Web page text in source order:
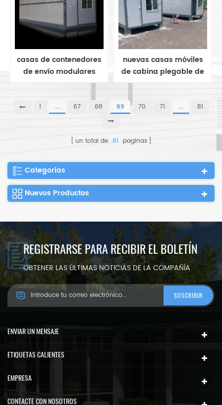
casas de contenedores
de envío modulares
fabricadas instalación
nuevas casas móviles
de cabina plegable de
casa manufacturada
1 ... 67 68 69 70 71 ... 81
un total de 81 paginas
Categorías
Nuevos Productos
REGISTRARSE PARA RECIBIR EL BOLETÍN
OBTENER LAS ÚLTIMAS NOTICIAS DE LA COMPAÑÍA
ENVIAR UN MENSAJE
ETIQUETAS CALIENTES
EMPRESA
CONTACTE CON NOSOTROS